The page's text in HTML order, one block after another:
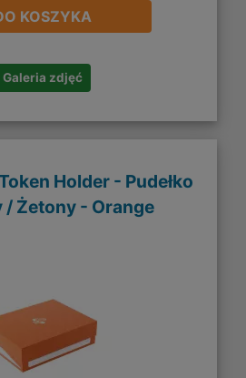
KOSZYKA
Galeria zdjęć
Holder - Pudełko
/ Żetony - Orange